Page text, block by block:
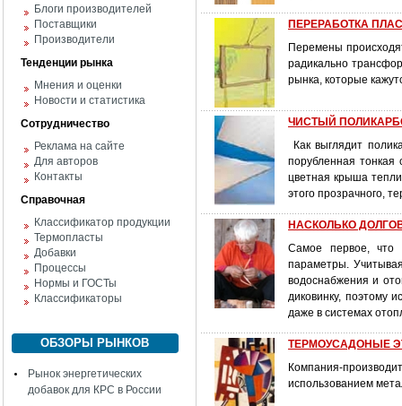
Блоги производителей
Поставщики
Производители
Тенденции рынка
Мнения и оценки
Новости и статистика
Сотрудничество
Реклама на сайте
Для авторов
Контакты
Справочная
Классификатор продукции
Термопласты
Добавки
Процессы
Нормы и ГОСТы
Классификаторы
ОБЗОРЫ РЫНКОВ
Рынок энергетических
добавок для КРС в России
ПЕРЕРАБОТКА
Перемены
радикально
рынка, которые
ЧИСТЫЙ
Как выглядит
порубленная тонкая
цветная крыша
этого прозрачного,
НАСКОЛЬКО
Самое первое, что
параметры.
водоснабжения и
диковинку, поэтому
даже в системах
ТЕРМОУСАДОНЫЕ
Компания-
использованием